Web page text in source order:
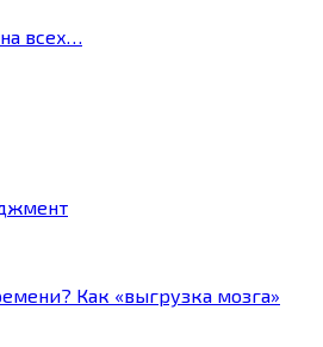
всех…
Как «выгрузка мозга»